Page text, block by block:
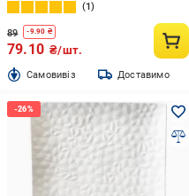
1
89 -9.90 ₴
79.10 ₴/шт.
Cамовивіз Доставимо